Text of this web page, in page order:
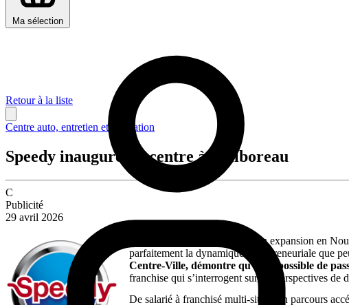
Ma sélection
Retour à la liste
Centre auto, entretien et réparation
Speedy inaugure un centre à Puilboreau
C
Publicité
29 avril 2026
L’enseigne Speedy poursuit son expansion en
parfaitement la dynamique entrepreneuriale que
Centre-Ville, démontre qu’il est possible de
franchise qui s’interrogent sur les perspectives de
De salarié à franchisé multi-sites : un parcours